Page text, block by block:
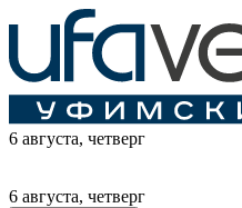
6 августа, четверг
6 августа, четверг